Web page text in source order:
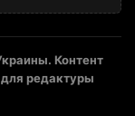
Контент
редактуры